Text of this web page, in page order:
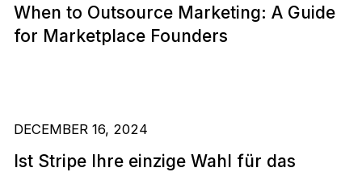
When to Outsource Marketing: A Guide
for Marketplace Founders
DECEMBER 16, 2024
Ist Stripe Ihre einzige Wahl für das